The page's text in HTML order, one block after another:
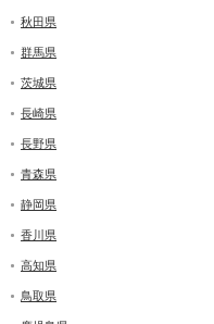
秋田県
群馬県
茨城県
長崎県
長野県
青森県
静岡県
香川県
高知県
鳥取県